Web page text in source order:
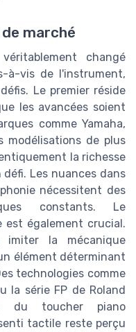
marché
changé
à-vis de l'instrument,
Le premier réside
les avancées soient
comme Yamaha,
modélisations de plus
la richesse
Les nuances dans
nécessitent des
constants. Le
est également crucial.
la mécanique
élément déterminant
technologies comme
la série FP de Roland
du toucher piano
tactile reste perçu